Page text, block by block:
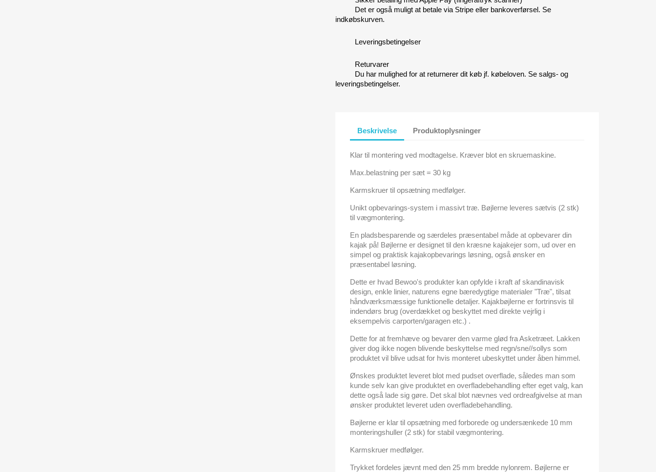
Det er også muligt at betale via Stripe eller bankoverførsel. Se
indkøbskurven.
Leveringsbetingelser
Returvarer
Du har mulighed for at returnerer dit køb jf. købeloven. Se salgs- og
leveringsbetingelser.
Beskrivelse Produktoplysninger
Klar til montering ved modtagelse. Kræver blot en skruemaskine.
Max.belastning per sæt = 30 kg
Karmskruer til opsætning medfølger.
Unikt opbevarings-system i massivt træ. Bøjlerne leveres sætvis (2 stk)
til vægmontering.
En pladsbesparende og særdeles præsentabel måde at opbevarer din
kajak på! Bøjlerne er designet til den kræsne kajakejer som, ud over en
simpel og praktisk kajakopbevarings løsning, også ønsker en
præsentabel løsning.
Dette er hvad Bewoo's produkter kan opfylde i kraft af skandinavisk
design, enkle linier, naturens egne bæredygtige materialer "Træ", tilsat
håndværksmæssige funktionelle detaljer. Kajakbøjlerne er fortrinsvis til
indendørs brug (overdækket og beskyttet med direkte vejrlig i
eksempelvis carporten/garagen etc.) .
Dette for at fremhæve og bevarer den varme glød fra Asketræet. Lakken
giver dog ikke nogen blivende beskyttelse med regn/sne//sollys som
produktet vil blive udsat for hvis monteret ubeskyttet under åben himmel.
Ønskes produktet leveret blot med pudset overflade, således man som
kunde selv kan give produktet en overfladebehandling efter eget valg, kan
dette også lade sig gøre. Det skal blot nævnes ved ordreafgivelse at man
ønsker produktet leveret uden overfladebehandling.
Bøjlerne er klar til opsætning med forborede og undersænkede 10 mm
monteringshuller (2 stk) for stabil vægmontering.
Karmskruer medfølger.
Trykket fordeles jævnt med den 25 mm bredde nylonrem. Bøjlerne er